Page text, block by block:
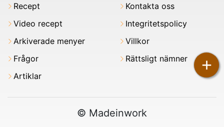
+
Recept
Video recept
Arkiverade menyer
Frågor
Artiklar
Kontakta oss
Integritetspolicy
Villkor
Rättsligt nämner
© Madeinwork